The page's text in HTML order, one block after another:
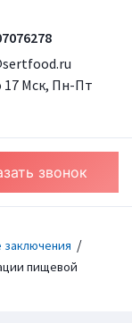
17 Мск, Пн-Пт
звонок
заключения /
пищевой